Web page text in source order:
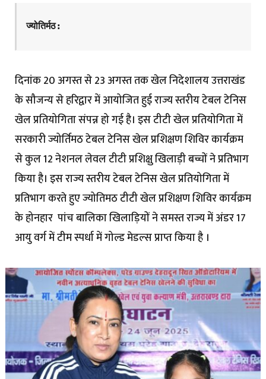
ज्योतिर्मठ:
दिनांक 20 अगस्त से 23 अगस्त तक खेल निदेशालय उत्तराखंड
के सौजन्य से हरिद्वार में आयोजित हुई राज्य स्तरीय टेबल टेनिस
खेल प्रतियोगिता संपन्न हो गई है। इस टीटी खेल प्रतियोगिता में
सरकारी ज्योर्तिमठ टेबल टेनिस खेल प्रशिक्षण शिविर कार्यक्रम
से कुल 12 नेशनल लेवल टीटी प्रशिक्षु खिलाड़ी बच्चों ने प्रतिभाग
किया है। इस राज्य स्तरीय टेबल टेनिस खेल प्रतियोगिता में
प्रतिभाग करते हुए ज्योतिमठ टीटी खेल प्रशिक्षण शिविर कार्यक्रम
के होनहार पांच बालिका खिलाड़ियों ने समस्त राज्य में अंडर 17
आयु वर्ग में टीम स्पर्धा में गोल्ड मेडल्स प्राप्त किया है ।